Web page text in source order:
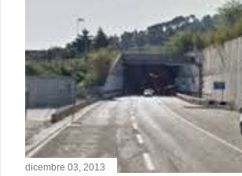
dicembre 03, 2013